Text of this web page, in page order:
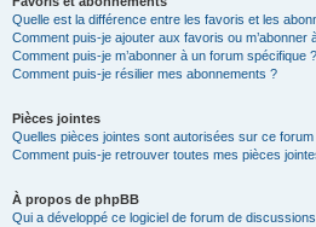
Quelle est la différence entre les favoris et les
Comment puis-je ajouter aux favoris ou m’abonner
Comment puis-je m’abonner à un forum spécifique ?
Comment puis-je résilier mes abonnements ?
Pièces jointes
Quelles pièces jointes sont autorisées sur ce forum
Comment puis-je retrouver toutes mes pièces
À propos de phpBB
Qui a développé ce logiciel de forum de